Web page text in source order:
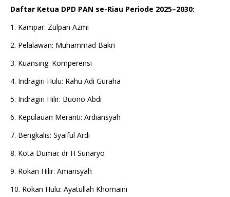
Daftar Ketua DPD PAN se-Riau Periode 2025–2030:
1. Kampar: Zulpan Azmi
2. Pelalawan: Muhammad Bakri
3. Kuansing: Komperensi
4. Indragiri Hulu: Rahu Adi Guraha
5. Indragiri Hilir: Buono Abdi
6. Kepulauan Meranti: Ardiansyah
7. Bengkalis: Syaiful Ardi
8. Kota Dumai: dr H Sunaryo
9. Rokan Hilir: Amansyah
10. Rokan Hulu: Ayatullah Khomaini